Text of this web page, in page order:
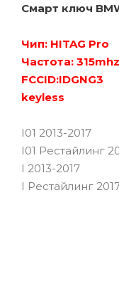
Смарт ключ
Чип: HITAG Pro
Частота: 315mhz
FCCID:IDGNG3
keyless
I01 2013-2017
I01 Рестайлинг
I 2013-2017
I Рестайлинг